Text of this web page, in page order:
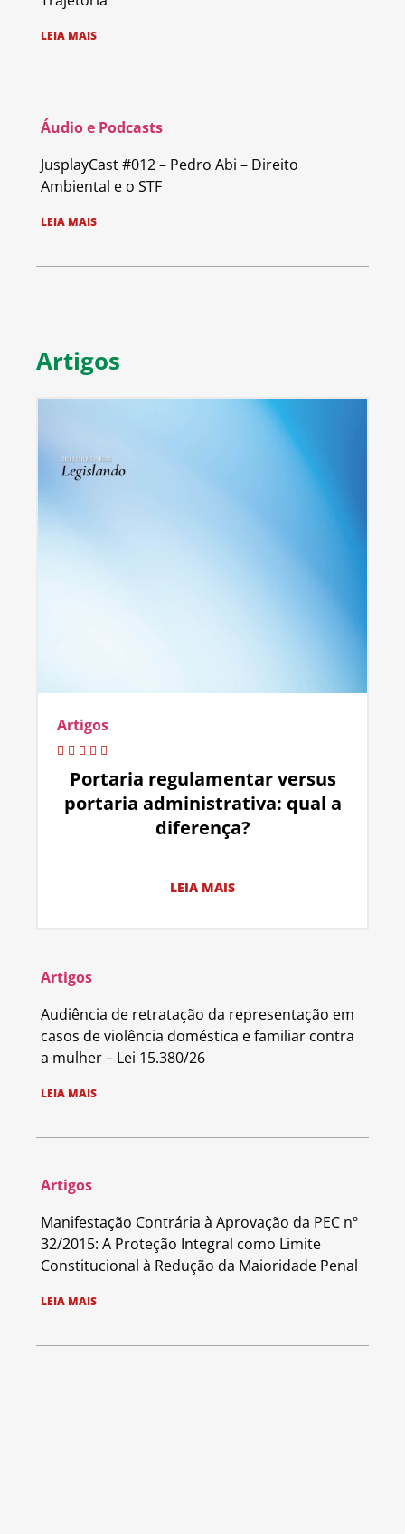
LEIA MAIS
Áudio e Podcasts
JusplayCast #012 – Pedro Abi – Direito
Ambiental e o STF
LEIA MAIS
Artigos
Artigos
Portaria regulamentar versus
portaria administrativa: qual a
diferença?
LEIA MAIS
Artigos
Audiência de retratação da representação em
casos de violência doméstica e familiar contra
a mulher – Lei 15.380/26
LEIA MAIS
Artigos
Manifestação Contrária à Aprovação da PEC nº
32/2015: A Proteção Integral como Limite
Constitucional à Redução da Maioridade Penal
LEIA MAIS